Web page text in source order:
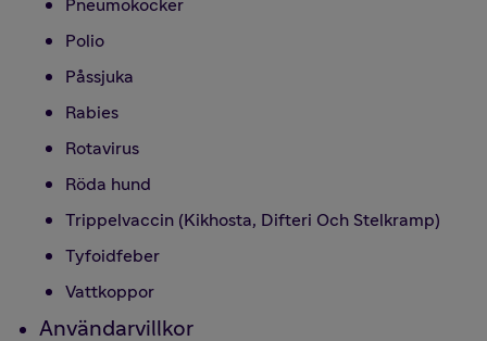
Pneumokocker
Polio
Påssjuka
Rabies
Rotavirus
Röda hund
Trippelvaccin (Kikhosta, Difteri Och Stelkramp)
Tyfoidfeber
Vattkoppor
Användarvillkor